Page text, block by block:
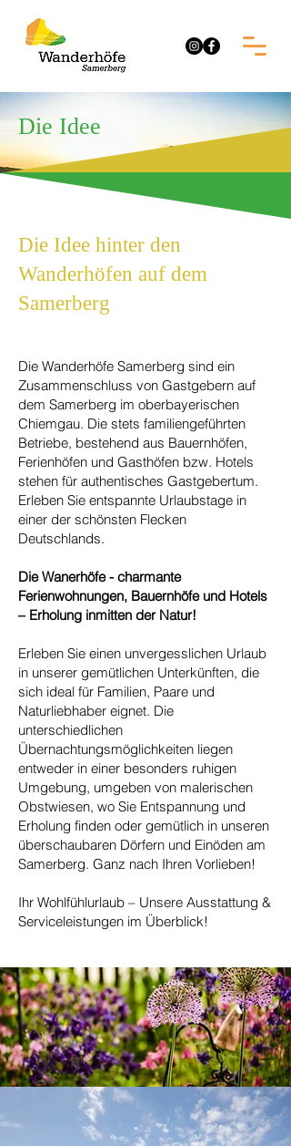
Die Idee
Die Idee hinter den
Wanderhöfen auf dem
Samerberg
Die Wanderhöfe Samerberg sind ein
Zusammenschluss von Gastgebern auf
dem Samerberg im oberbayerischen
Chiemgau. Die stets familiengeführten
Betriebe, bestehend aus Bauernhöfen,
Ferienhöfen und Gasthöfen bzw. Hotels
stehen für authentisches Gastgebertum.
Erleben Sie entspannte Urlaubstage in
einer der schönsten Flecken
Deutschlands.
Die Wanerhöfe - charmante
Ferienwohnungen, Bauernhöfe und Hotels
– Erholung inmitten der Natur!
Erleben Sie einen unvergesslichen Urlaub
in unserer gemütlichen Unterkünften, die
sich ideal für Familien, Paare und
Naturliebhaber eignet. Die
unterschiedlichen
Übernachtungsmöglichkeiten liegen
entweder in einer besonders ruhigen
Umgebung, umgeben von malerischen
Obstwiesen, wo Sie Entspannung und
Erholung finden oder gemütlich in unseren
überschaubaren Dörfern und Einöden am
Samerberg. Ganz nach Ihren Vorlieben!
Ihr Wohlfühlurlaub – Unsere Ausstattung &
Serviceleistungen im Überblick!